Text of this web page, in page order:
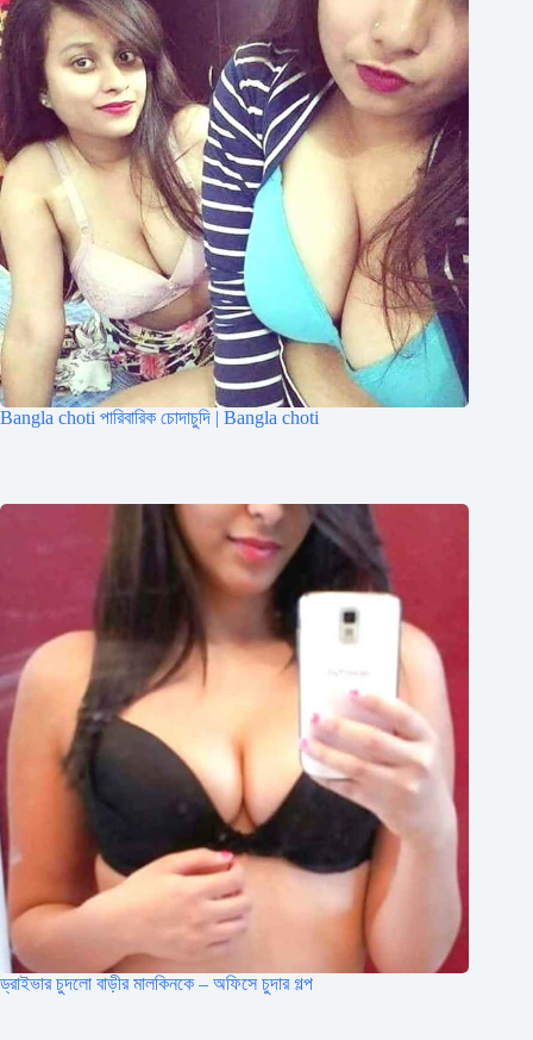
Bangla choti পারিবারিক চোদাচুদি | Bangla choti
ড্রাইভার চুদলো বাড়ীর মালকিনকে – অফিসে চুদার গল্প